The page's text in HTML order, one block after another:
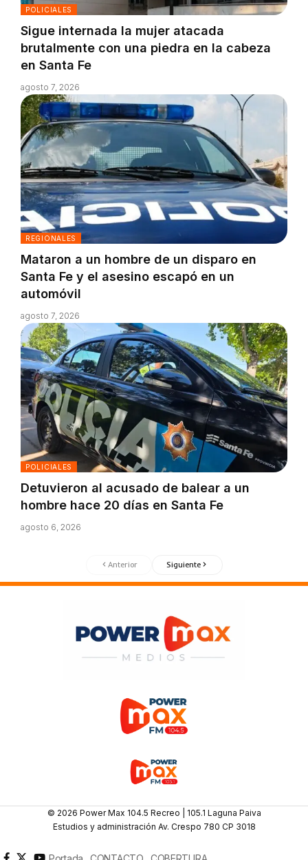
POLICIALES
Sigue internada la mujer atacada
brutalmente con una piedra en la cabeza
en Santa Fe
agosto 7, 2026
REGIONALES
Mataron a un hombre de un disparo en
Santa Fe y el asesino escapó en un
automóvil
agosto 7, 2026
POLICIALES
Detuvieron al acusado de balear a un
hombre hace 20 días en Santa Fe
agosto 6, 2026
Anterior Siguiente
© 2026 Power Max 104.5 Recreo | 105.1 Laguna Paiva
Estudios y administración Av. Crespo 780 CP 3018